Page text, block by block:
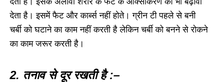
देता है। इसमें फैट और कार्ब्स नहीं होते। ग्रीन टी पहले से बनी
चर्बी को घटाने का काम नहीं करती है लेकिन चर्बी को बनने से रोकने
का काम जरूर करती है।
2. तनाव से दूर रखती है :–